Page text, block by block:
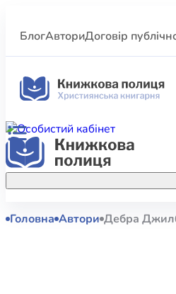
БлогАвториДоговір
Акційні
Головна Автори Дебра